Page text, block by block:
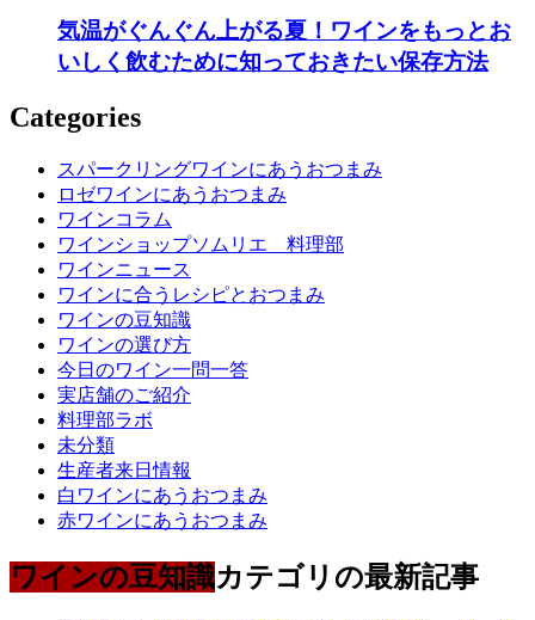
気温がぐんぐん上がる夏！ワインをもっとお
いしく飲むために知っておきたい保存方法
Categories
スパークリングワインにあうおつまみ
ロゼワインにあうおつまみ
ワインコラム
ワインショップソムリエ 料理部
ワインニュース
ワインに合うレシピとおつまみ
ワインの豆知識
ワインの選び方
今日のワイン一問一答
実店舗のご紹介
料理部ラボ
未分類
生産者来日情報
白ワインにあうおつまみ
赤ワインにあうおつまみ
ワインの豆知識カテゴリの最新記事